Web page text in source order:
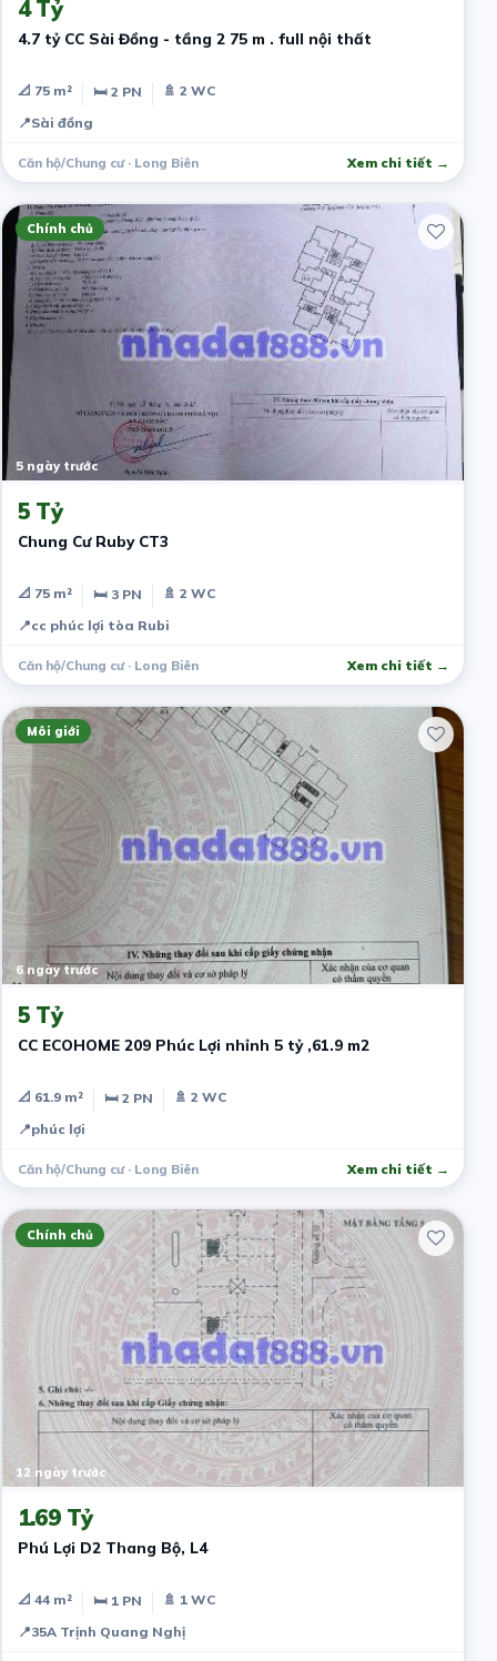
4 Tỷ
4.7 tỷ CC Sài Đồng - tầng 2 75 m . full nội thất
📐 75 m² 🛏 2 PN
🚿 2 WC
📍Sài đồng
Căn hộ/Chung cư · Long Biên Xem chi tiết →
Chính chủ
5 ngày trước
5 Tỷ
Chung Cư Ruby CT3
📐 75 m² 🛏 3 PN
🚿 2 WC
📍cc phúc lợi tòa Rubi
Căn hộ/Chung cư · Long Biên Xem chi tiết →
Môi giới
6 ngày trước
5 Tỷ
CC ECOHOME 209 Phúc Lợi nhỉnh 5 tỷ ,61.9 m2
📐 61.9 m² 🛏 2 PN
🚿 2 WC
📍phúc lợi
Căn hộ/Chung cư · Long Biên Xem chi tiết →
Chính chủ
12 ngày trước
1.69 Tỷ
Phú Lợi D2 Thang Bộ, L4
📐 44 m² 🛏 1 PN
🚿 1 WC
📍35A Trịnh Quang Nghị